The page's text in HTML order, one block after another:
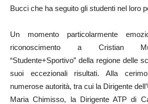
Bucci che ha seguito gli studenti nel loro
Un momento particolarmente
riconoscimento a Cristian
“Studente+Sportivo” della regione delle
suoi eccezionali risultati. Alla
numerose autorità, tra cui la Dirigente
Maria Chimisso, la Dirigente ATP di